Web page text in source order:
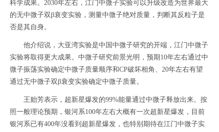
科学成果。2030年左右，江门中微子实验可以升级改造为世界最大
的无中微子双β衰变实验，测量中微子绝对质量，判断其反粒子是
否是其自身。
他介绍说，大亚湾实验是中国中微子研究的开端，江门中微子
实验将取得更大成果。中微子研究前景光明，预期10年左右通过中
微子振荡实验确定中微子质量顺序和CP破坏相角、20年左右有望
通过无中微子双β衰变实验确定中微子质量。
王贻芳表示，超新星爆发的99%能量通过中微子释放出来。按
照一般理论预期，银河系100年左右大概有一次超新星爆发，目前
银河系已有400年没看到超新星爆发，也特别期待在江门中微子实